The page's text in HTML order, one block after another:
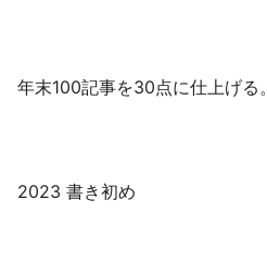
年末100記事を30点に仕上げる。
2023 書き初め